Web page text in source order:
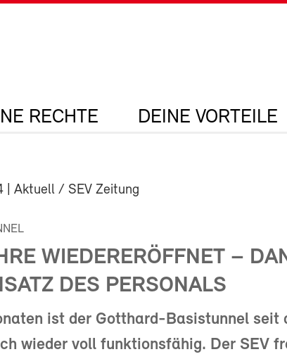
RECHTE DEINE VORTEILE
| Aktuell / SEV Zeitung
WIEDERERÖFFNET –
DES PERSONALS
ist der Gotthard-Basistunnel seit
wieder voll funktionsfähig. Der SEV